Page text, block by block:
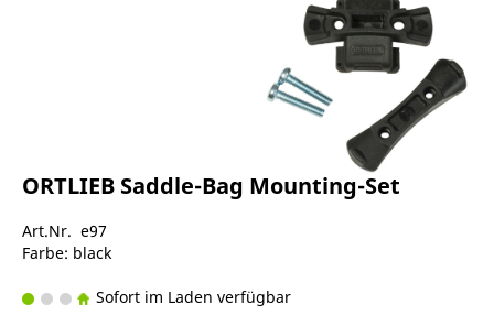
ORTLIEB Saddle-Bag Mounting-Set
Art.Nr. e97
Farbe: black
Sofort im Laden verfügbar